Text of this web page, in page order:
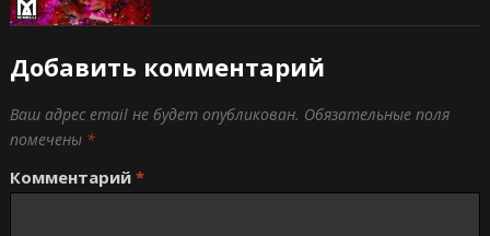
Добавить комментарий
Ваш адрес email не будет опубликован. Обязательные поля
помечены *
Комментарий *